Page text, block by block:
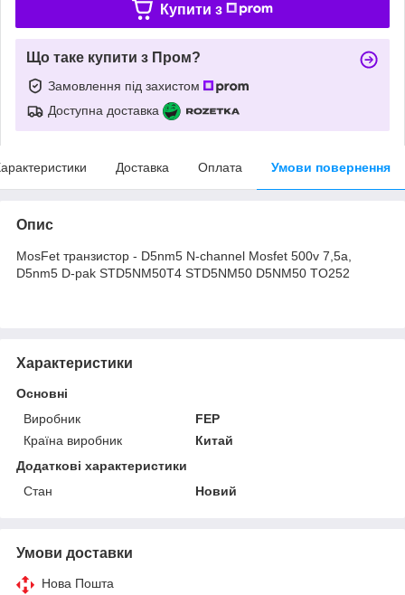
Купити з
Що таке купити з Пром?
Замовлення під захистом
Доступна доставка
Доставка Оплата Умови повернення
Опис
MosFet транзистор - D5nm5 N-channel Mosfet 500v 7,5a,
D5nm5 D-pak STD5NM50T4 STD5NM50 D5NM50 TO252
Характеристики
Основні
Виробник
FEP
Країна виробник
Китай
Додаткові характеристики
Стан
Новий
Умови доставки
Нова Пошта